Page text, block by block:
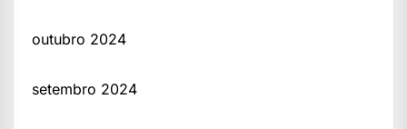
outubro 2024
setembro 2024